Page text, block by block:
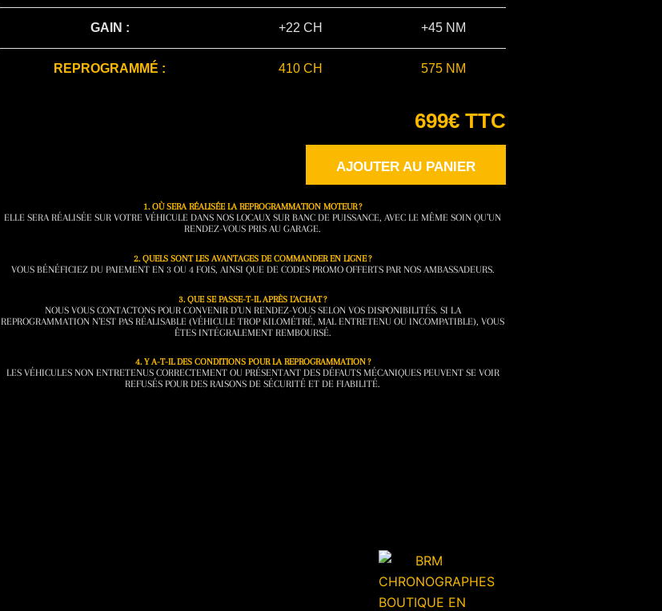
GAIN : +22 CH +45 NM
REPROGRAMMÉ : 410 CH 575 NM
699€ TTC
AJOUTER AU PANIER
1. OÙ SERA RÉALISÉE LA REPROGRAMMATION MOTEUR ?
ELLE SERA RÉALISÉE SUR VOTRE VÉHICULE DANS NOS LOCAUX SUR BANC DE PUISSANCE, AVEC LE MÊME SOIN QU’UN
RENDEZ-VOUS PRIS AU GARAGE.
2. QUELS SONT LES AVANTAGES DE COMMANDER EN LIGNE ?
VOUS BÉNÉFICIEZ DU PAIEMENT EN 3 OU 4 FOIS, AINSI QUE DE CODES PROMO OFFERTS PAR NOS AMBASSADEURS.
3. QUE SE PASSE-T-IL APRÈS L’ACHAT ?
NOUS VOUS CONTACTONS POUR CONVENIR D’UN RENDEZ-VOUS SELON VOS DISPONIBILITÉS. SI LA
REPROGRAMMATION N’EST PAS RÉALISABLE (VÉHICULE TROP KILOMÉTRÉ, MAL ENTRETENU OU INCOMPATIBLE), VOUS
ÊTES INTÉGRALEMENT REMBOURSÉ.
4. Y A-T-IL DES CONDITIONS POUR LA REPROGRAMMATION ?
LES VÉHICULES NON ENTRETENUS CORRECTEMENT OU PRÉSENTANT DES DÉFAUTS MÉCANIQUES PEUVENT SE VOIR
REFUSÉS POUR DES RAISONS DE SÉCURITÉ ET DE FIABILITÉ.